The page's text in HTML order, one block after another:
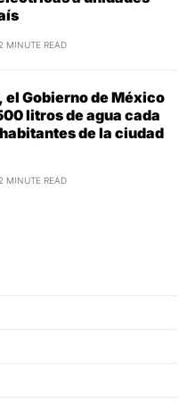
2 MINUTE READ
el Gobierno de México
litros de agua cada
de la ciudad
2 MINUTE READ